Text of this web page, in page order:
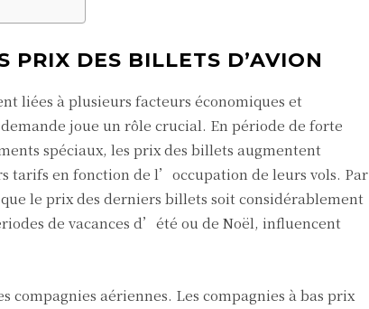
PRIX DES BILLETS D’AVION
liées à plusieurs facteurs économiques et
joue un rôle crucial. En période de forte
spéciaux, les prix des billets augmentent
tarifs en fonction de l’occupation de leurs vols. Par
le prix des derniers billets soit considérablement
de vacances d’été ou de Noël, influencent
aériennes. Les compagnies à bas prix